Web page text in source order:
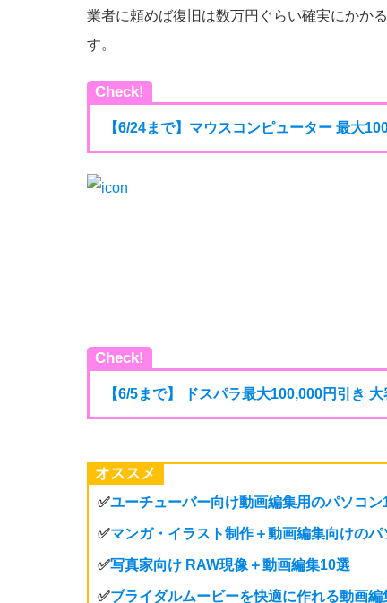
業者に頼めば復旧は数万円ぐらい確実にかか
す。
Check!
【6/24まで】マウスコンピューター 最大
Check!
【6/5まで】 ドスパラ最大100,000円引き
オススメ
✅ユーチューバー向け動画編集用のパソコン
✅マンガ・イラスト制作＋動画編集向けのパ
✅写真家向け RAW現像＋動画編集10選
✅ブライダルムービーを快適に作れる動画